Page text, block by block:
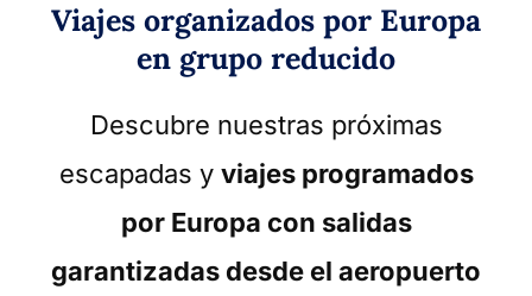
Viajes organizados por Europa
en grupo reducido
Descubre nuestras próximas
escapadas y viajes programados
por Europa con salidas
garantizadas desde el aeropuerto